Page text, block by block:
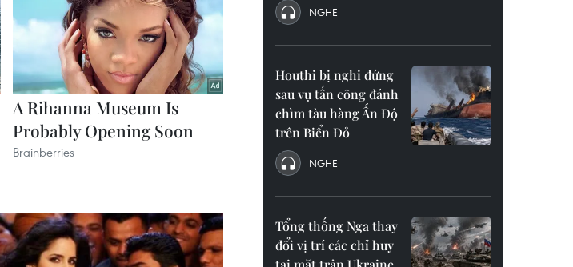
NGHE
Houthi bị nghi đứng
sau vụ tấn công đánh
chìm tàu hàng Ấn Độ
trên Biển Đỏ
NGHE
Tổng thống Nga thay
đổi vị trí các chỉ huy